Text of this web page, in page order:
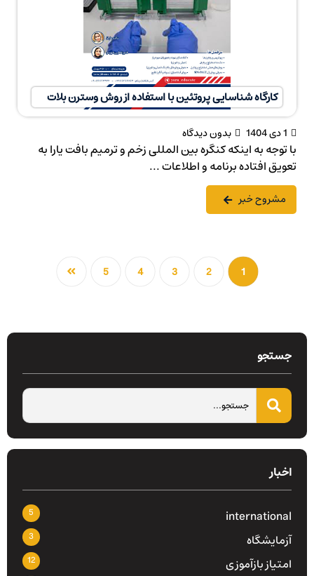
کارگاه شناسایی پروتئین با استفاده از روش وسترن بلات
1 دی 1404 بدون دیدگاه
با توجه به اینکه کنگره بین المللی زخم و ترمیم بافت یارا به
تعویق افتاده برنامه و اطلاعات ...
مشروح خبر
جستجو
اخبار
international
5
آزمایشگاه 3
امتیاز بازآموزی 12